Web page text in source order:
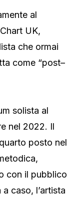
al
UK,
che ormai
come “post–
solista al
nel 2022. Il
posto nel
con il pubblico
caso, l’artista